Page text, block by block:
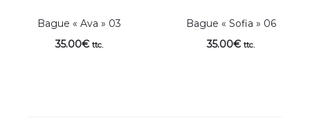
Bague « Ava » 03
35.00€ ttc.
Bague « Sofia » 06
35.00€ ttc.